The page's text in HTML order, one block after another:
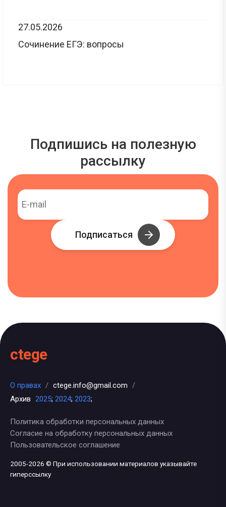
27.05.2026
Сочинение ЕГЭ: вопросы
Подпишись на полезную
рассылку
Подписаться
ctege
О правах / ctege.info@gmail.com /
Архив 2025; 2024; 2023;
Политика обработки персональных данных
Согласие на обработку персональных данных
Пользовательское соглашение
2005-2026 © При использовании материалов указывайте
гиперссылку